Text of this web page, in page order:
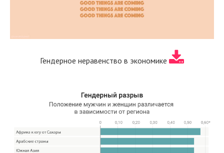
Гендерное неравенство в экономике